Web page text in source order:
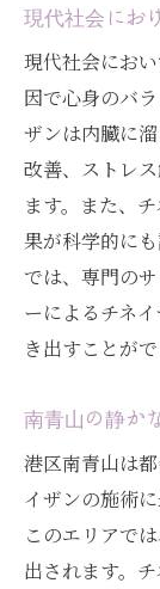
スト
消化
港区
るリ
チ
心身
力
南青
マンタッ
マン
第一
南青
のチ
チネ
現代社会にお
現代社会にお
因で心身のバ
ザンは内臓に
改善、ストレ
ます。また、
果が科学的に
では、専門の
ーによるチネ
き出すことがで
南青山の静か
港区南青山は
イザンの施術
このエリアで
出されます。